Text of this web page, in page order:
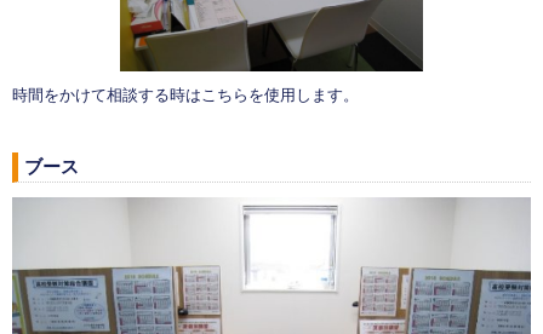
時間をかけて相談する時はこちらを使用します。
ブース